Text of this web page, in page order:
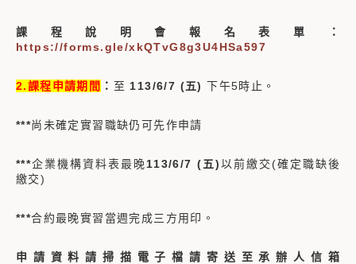
課程說明會報名表單：
https://forms.gle/xkQTvG8g3U4HSa597
2.課程申請期間 ： 至 113/6/7 (五)下午5時止。
***尚未確定實習職缺仍可先作申請
***企業機構資料表最晚 113/6/7 (五)以前繳交(確定職缺後
繳交)
***合約最晚實習當週完成三方用印。
申請資料請掃描電子檔請寄送至承辦人信箱